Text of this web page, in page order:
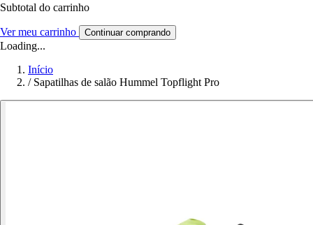
Subtotal do carrinho
Ver meu carrinho Continuar comprando
Loading...
Início
/ Sapatilhas de salão Hummel Topflight Pro